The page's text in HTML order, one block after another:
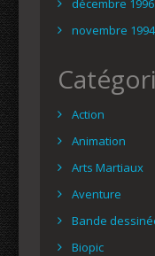
décembre 1996
novembre 1994
Action
Animation
Arts Martiaux
Aventure
Bande
Biopic